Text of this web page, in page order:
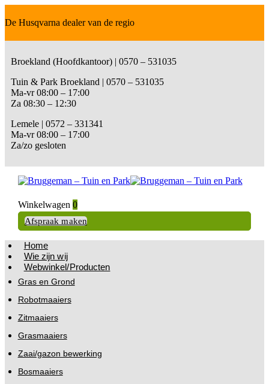
De Husqvarna dealer van de regio
Broekland (Hoofdkantoor) | 0570 – 531035
Tuin & Park Broekland | 0570 – 531035
Ma-vr 08:00 – 17:00
Za 08:30 – 12:30
Lemele | 0572 – 331341
Ma-vr 08:00 – 17:00
Za/zo gesloten
Winkelwagen 0
Afspraak maken
Home
Wie zijn wij
Webwinkel/Producten
Gras en Grond
Robotmaaiers
Zitmaaiers
Grasmaaiers
Zaai/gazon bewerking
Bosmaaiers